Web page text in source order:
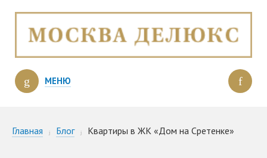
МЕНЮ
Главная Блог Квартиры в ЖК «Дом на Сретенке»